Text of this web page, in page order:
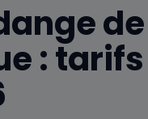
de
: tarifs